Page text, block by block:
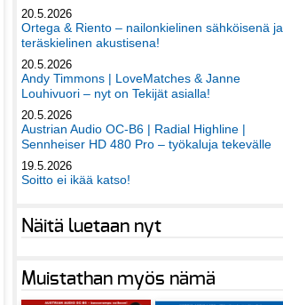
20.5.2026
Ortega & Riento – nailonkielinen sähköisenä ja
teräskielinen akustisena!
20.5.2026
Andy Timmons | LoveMatches & Janne
Louhivuori – nyt on Tekijät asialla!
20.5.2026
Austrian Audio OC-B6 | Radial Highline |
Sennheiser HD 480 Pro – työkaluja tekevälle
19.5.2026
Soitto ei ikää katso!
Näitä luetaan nyt
Muistathan myös nämä